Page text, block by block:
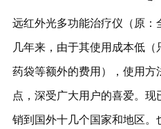
远红外光多功能治疗仪（原
几年来，由于其使用成本低
药袋等额外的费用），使用方
点，深受广大用户的喜爱。
销到国外十几个国家和地区。